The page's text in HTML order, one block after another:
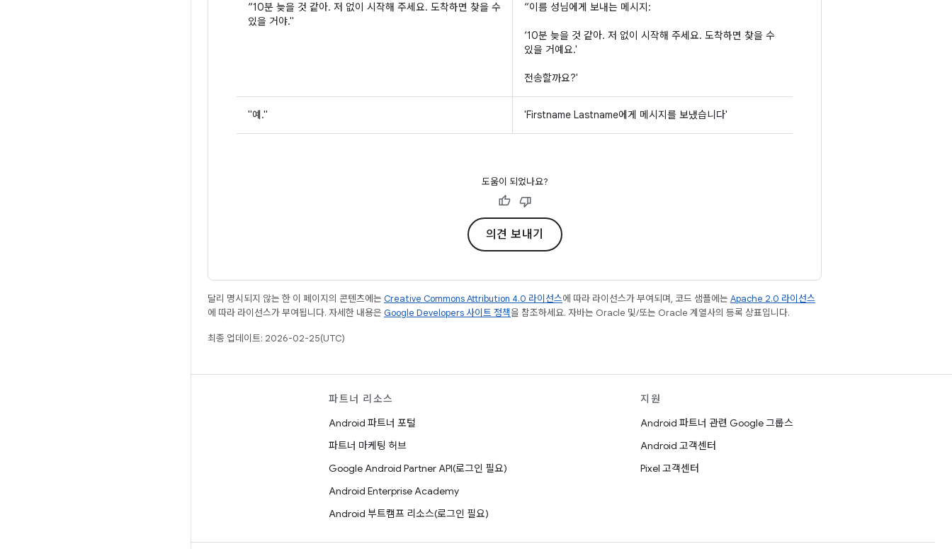
“10분 늦을 것 같아. 저 없이 시작해 주세요. 도착하면 찾을 수
있을 거야."
“이름 성님에게 보내는 메시지:
‘10분 늦을 것 같아. 저 없이 시작해 주세요. 도착하면 찾을 수
있을 거예요.'
전송할까요?'
"예." 'Firstname Lastname에게 메시지를 보냈습니다'
도움이 되었나요?
의견 보내기
달리 명시되지 않는 한 이 페이지의 콘텐츠에는 Creative Commons Attribution 4.0 라이선스에 따라 라이선스가 부여되며, 코드 샘플에는 Apache 2.0 라이선스
에 따라 라이선스가 부여됩니다. 자세한 내용은 Google Developers 사이트 정책을 참조하세요. 자바는 Oracle 및/또는 Oracle 계열사의 등록 상표입니다.
최종 업데이트: 2026-02-25(UTC)
파트너 리소스
Android 파트너 포털
파트너 마케팅 허브
Google Android Partner API(로그인 필요)
Android Enterprise Academy
Android 부트캠프 리소스(로그인 필요)
지원
Android 파트너 관련 Google 그룹스
Android 고객센터
Pixel 고객센터